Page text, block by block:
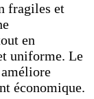
fragiles et
en
uniforme. Le
économique.